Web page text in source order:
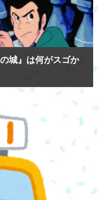
城』は何がスゴか